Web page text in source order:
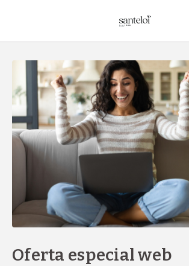
Oferta especial web